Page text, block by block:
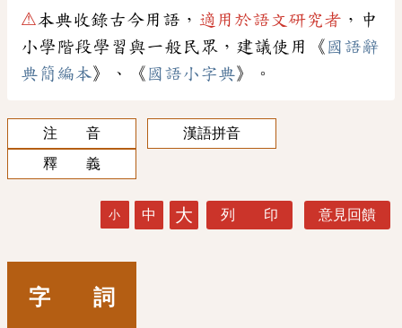
⚠本典收錄古今用語， 適用於語文研究者 ，中
小學階段學習與一般民眾，建議使用《 國語辭
典簡編本》、《 國語小字典》。
注 音
漢語拼音
釋 義
小 中 大 列 印 意見回饋
字 詞